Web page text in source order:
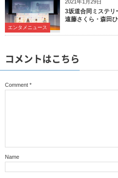
2021年1月29日
エンタメニュース
3坂道合同ミステ
遠藤さくら・森田
コメントはこちら
Comment *
Name